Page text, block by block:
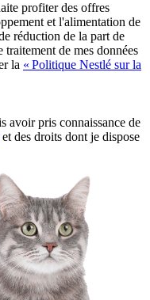
profiter des offres
et l'alimentation de
réduction de la part de
de mes données
la « Politique Nestlé sur la
avoir pris connaissance de
et des droits dont je dispose